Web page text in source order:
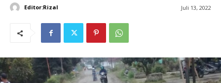
Editor:Rizal Juli 13, 2022